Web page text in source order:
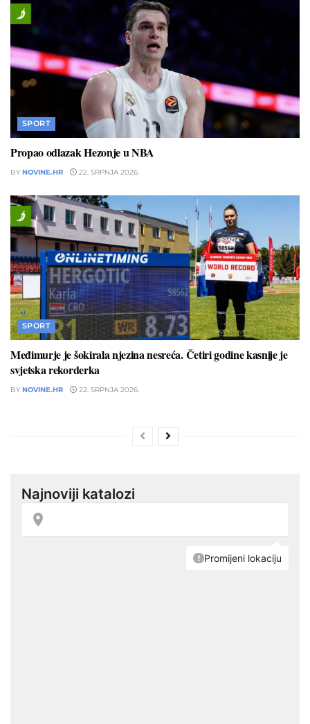
SPORT
Propao odlazak Hezonje u NBA
BY NOVINE.HR 22. SRPNJA 2026.
SPORT
Međimurje je šokirala njezina nesreća. Četiri godine kasnije je
svjetska rekorderka
BY NOVINE.HR 22. SRPNJA 2026.